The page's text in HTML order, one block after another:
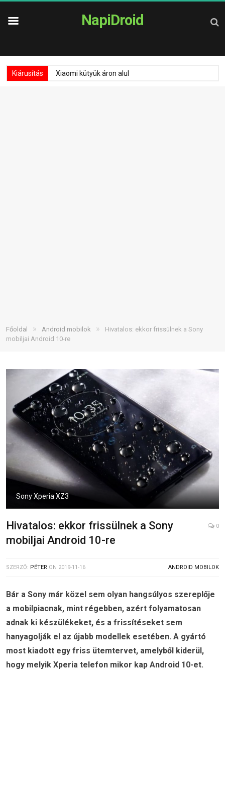
NapiDroid
Kiárusítás Xiaomi kütyük áron alul
Főoldal » Android mobilok »
Hivatalos: ekkor frissülnek a Sony
mobiljai Android 10-re
Sony Xperia XZ3
Hivatalos: ekkor frissülnek a Sony
mobiljai Android 10-re
0
SZERZŐ: PÉTER ON 2019-11-16 ANDROID MOBILOK
Bár a Sony már közel sem olyan hangsúlyos szereplője
a mobilpiacnak, mint régebben, azért folyamatosan
adnak ki készülékeket, és a frissítéseket sem
hanyagolják el az újabb modellek esetében. A gyártó
most kiadott egy friss ütemtervet, amelyből kiderül,
hogy melyik Xperia telefon mikor kap Android 10-et.